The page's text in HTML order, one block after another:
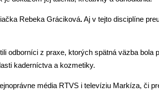
Rebeka Gráciková.Aj v tejto disciplíne
odborníci z praxe, ktorých spätná väzba
kaderníctva a kozmetiky.
média RTVS i televíziu Markíza, či